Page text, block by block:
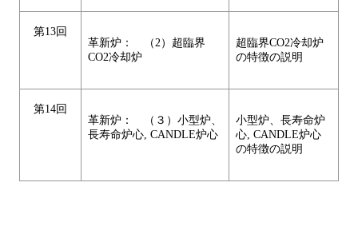
第13回
革新炉： （2）超臨界
CO2冷却炉
超臨界CO2冷却炉
の特徴の説明
第14回
革新炉： （３）小型炉、
長寿命炉心, CANDLE炉心
小型炉、長寿命炉
心, CANDLE炉心
の特徴の説明